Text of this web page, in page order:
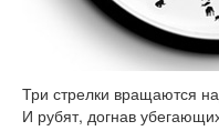
Три стрелки вращаются
И рубят, догнав